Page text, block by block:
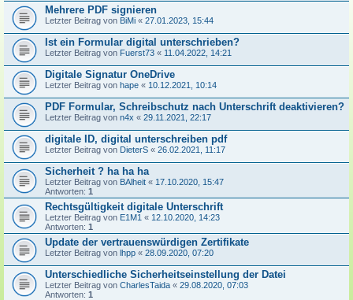
Mehrere PDF signieren
Letzter Beitrag von BiMi « 27.01.2023, 15:44
Ist ein Formular digital unterschrieben?
Letzter Beitrag von Fuerst73 « 11.04.2022, 14:21
Digitale Signatur OneDrive
Letzter Beitrag von hape « 10.12.2021, 10:14
PDF Formular, Schreibschutz nach Unterschrift deaktivieren?
Letzter Beitrag von n4x « 29.11.2021, 22:17
digitale ID, digital unterschreiben pdf
Letzter Beitrag von DieterS « 26.02.2021, 11:17
Sicherheit ? ha ha ha
Letzter Beitrag von BAlheit « 17.10.2020, 15:47
Antworten: 1
Rechtsgültigkeit digitale Unterschrift
Letzter Beitrag von E1M1 « 12.10.2020, 14:23
Antworten: 1
Update der vertrauenswürdigen Zertifikate
Letzter Beitrag von lhpp « 28.09.2020, 07:20
Unterschiedliche Sicherheitseinstellung der Datei
Letzter Beitrag von CharlesTaida « 29.08.2020, 07:03
Antworten: 1